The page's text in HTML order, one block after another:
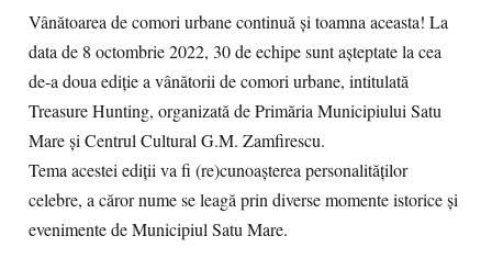
Vânătoarea de comori urbane continuă și toamna aceasta! La
data de 8 octombrie 2022, 30 de echipe sunt așteptate la cea
de-a doua ediție a vânătorii de comori urbane, intitulată
Treasure Hunting, organizată de Primăria Municipiului Satu
Mare și Centrul Cultural G.M. Zamfirescu.
Tema acestei ediții va fi (re)cunoașterea personalităților
celebre, a căror nume se leagă prin diverse momente istorice și
evenimente de Municipiul Satu Mare.